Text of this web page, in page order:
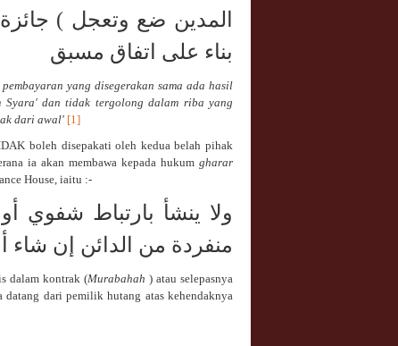
المدين ضع وتعجل )
بناء على اتفاق مسبق
yang disegerakan sama ada hasil
Syara' dan tidak tergolong dalam riba yang
dari awal' [1]
boleh disepakati oleh kedua belah pihak
ia akan membawa kepada hukumgharar
House, iaitu :-
ولا ينشأ بارتباط شفوي
منفردة من الدائن إن
dalam kontrak (Murabahah) atau selepasnya
dari pemilik hutang atas kehendaknya